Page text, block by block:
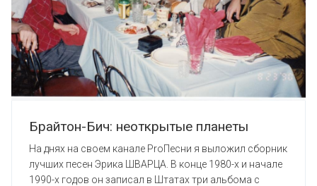
Брайтон-Бич: неоткрытые планеты
На днях на своем канале ProПесни я выложил сборник
лучших песен Эрика ШВАРЦА. В конце 1980-х и начале
1990-х годов он записал в Штатах три альбома с